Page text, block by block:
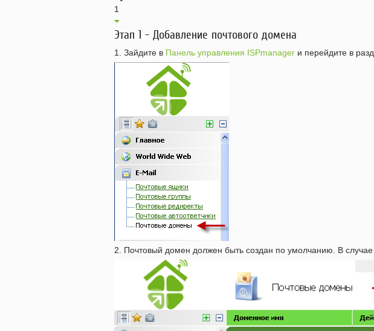
1
Этап 1 - Добавление почтового домена
1. Зайдите в Панель управления ISPmanager и перейдите в
2. Почтовый домен должен быть создан по умолчанию. В случае